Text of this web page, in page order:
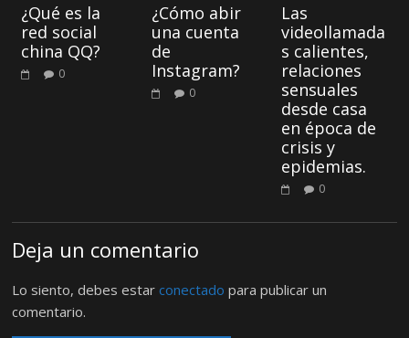
¿Qué es la
red social
china QQ?
0
¿Cómo abir
una cuenta
de
Instagram?
0
Las
videollamada
s calientes,
relaciones
sensuales
desde casa
en época de
crisis y
epidemias.
0
Deja un comentario
Lo siento, debes estarconectado para publicar un
comentario.